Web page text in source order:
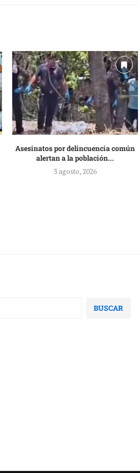
Asesinatos por delincuencia común
alertan a la población...
3 agosto, 2026
BUSCAR